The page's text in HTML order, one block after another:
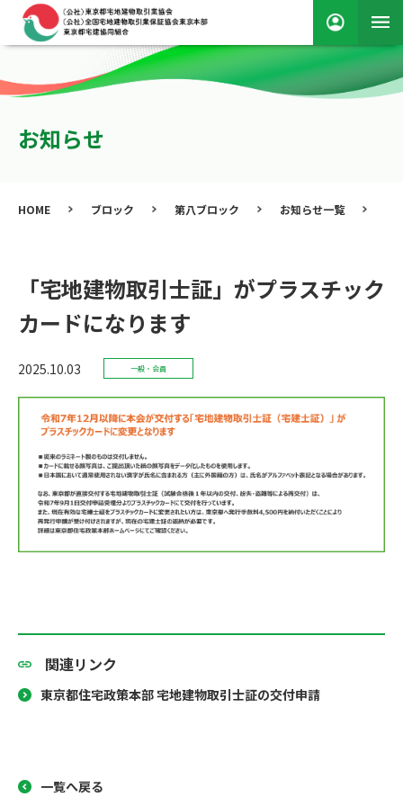
お知らせ
HOME ブロック 第八ブロック お知らせ一覧
「宅地建物取引士証」がプラスチック
カードになります
2025.10.03 一般・会員
関連リンク
東京都住宅政策本部 宅地建物取引士証の交付申請
一覧へ戻る